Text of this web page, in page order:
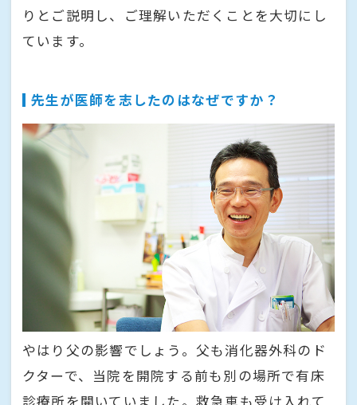
りとご説明し、ご理解いただくことを大切にし
ています。
先生が医師を志したのはなぜですか？
やはり父の影響でしょう。父も消化器外科のド
クターで、当院を開院する前も別の場所で有床
診療所を開いていました。救急車も受け入れて